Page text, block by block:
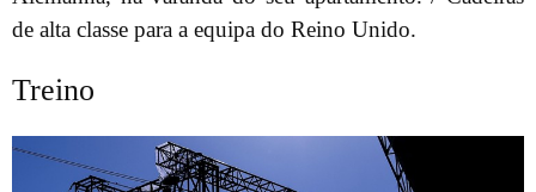
de alta classe para a equipa do Reino Unido.
Treino